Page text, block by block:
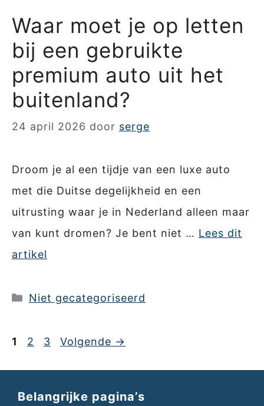
Waar moet je op letten
bij een gebruikte
premium auto uit het
buitenland?
24 april 2026 door serge
Droom je al een tijdje van een luxe auto
met die Duitse degelijkheid en een
uitrusting waar je in Nederland alleen maar
van kunt dromen? Je bent niet … Lees dit
artikel
Categorieën
Niet gecategoriseerd
Pagina
1 Pagina
2 Pagina
3 Volgende →
Belangrijke pagina’s